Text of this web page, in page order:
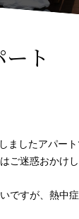
ト
ましたアパー
ご迷惑おかけ
ですが、熱中